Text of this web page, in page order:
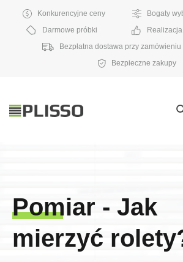
Konkurencyjne ceny
Bogaty
Darmowe próbki
Bezpłatna dostawa przy zamówieniu
Bezpieczne zakupy
Pomiar - Jak
mierzyć